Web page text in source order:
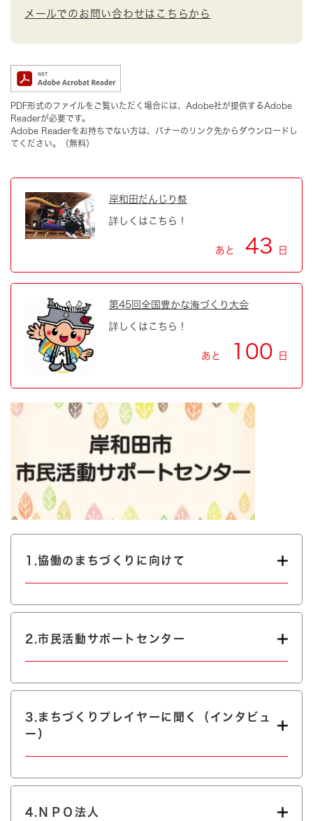
メールでのお問い合わせはこちらから
PDF形式のファイルをご覧いただく場合には、Adobe社が提供するAdobe
Readerが必要です。
Adobe Readerをお持ちでない方は、バナーのリンク先からダウンロードし
てください。（無料）
岸和田だんじり祭
詳しくはこちら！
あと 43 日
第45回全国豊かな海づくり大会
詳しくはこちら！
あと 100 日
1.協働のまちづくりに向けて
2.市民活動サポートセンター
3.まちづくりプレイヤーに聞く（インタビュ
ー）
4.ＮＰＯ法人